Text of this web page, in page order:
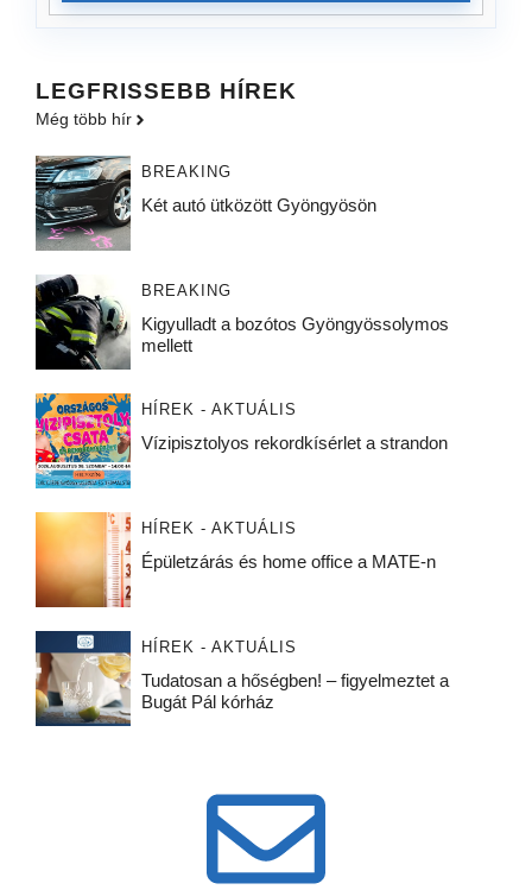
LEGFRISSEBB HÍREK
Még több hír
BREAKING
Két autó ütközött Gyöngyösön
BREAKING
Kigyulladt a bozótos Gyöngyössolymos
mellett
HÍREK - AKTUÁLIS
Vízipisztolyos rekordkísérlet a strandon
HÍREK - AKTUÁLIS
Épületzárás és home office a MATE-n
HÍREK - AKTUÁLIS
Tudatosan a hőségben! – figyelmeztet a
Bugát Pál kórház